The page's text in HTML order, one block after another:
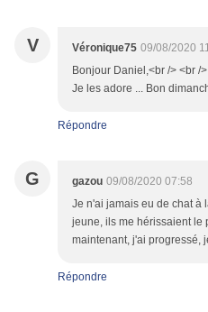
V Véronique75 09/08/2020
Bonjour Daniel,<br /> <br /
Je les adore ... Bon
Répondre
G gazou 09/08/2020 07:58
Je n'ai jamais eu de chat à
jeune, ils me hérissaient le
maintenant, j'ai progressé,
Répondre